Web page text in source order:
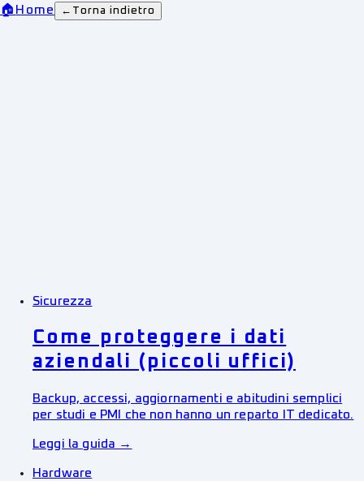
🏠 Home ← Torna indietro
Sicurezza
Come proteggere i dati
aziendali (piccoli uffici)
Backup, accessi, aggiornamenti e abitudini semplici
per studi e PMI che non hanno un reparto IT dedicato.
Leggi la guida →
Hardware